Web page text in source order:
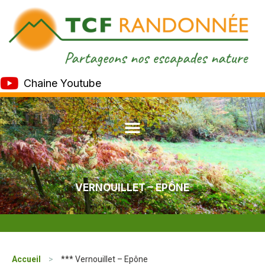
Chaine Youtube
VERNOUILLET – EPÔNE
Accueil > *** Vernouillet – Epône